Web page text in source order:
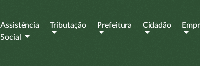
Assistência
Social
Tributação Prefeitura Cidadão